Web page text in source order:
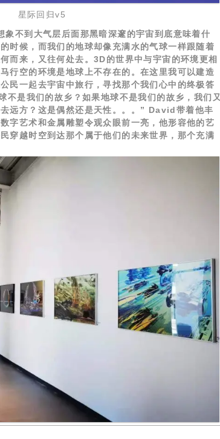
星际回归v5
象不到大气层后面那黑暗深邃的宇宙到底意味着什
时候，而我们的地球却像充满水的气球一样跟随着
而来，又往何处去。3D的世界中与宇宙的环境更相
行空的环境是地球上不存在的。在这里我可以建造
民一起去宇宙中旅行，寻找那个我们心中的终极答
不是我们的故乡？如果地球不是我们的故乡，我们又
远方？这是偶然还是天性。。。” David带着他丰
字艺术和金属雕塑令观众眼前一亮，他形容他的艺
穿越时空到达那个属于他们的未来世界，那个充满